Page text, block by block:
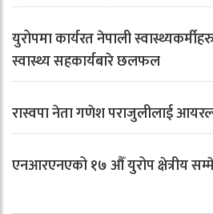
युरोपमा कार्यरत नेपाली
स्वास्थ्य सहकार्यबारे छलफल
रास्वपा नेता गणेश पराजुलीलाई
एनआरएनएको १७ औँ युरोप क्षेत्रीय